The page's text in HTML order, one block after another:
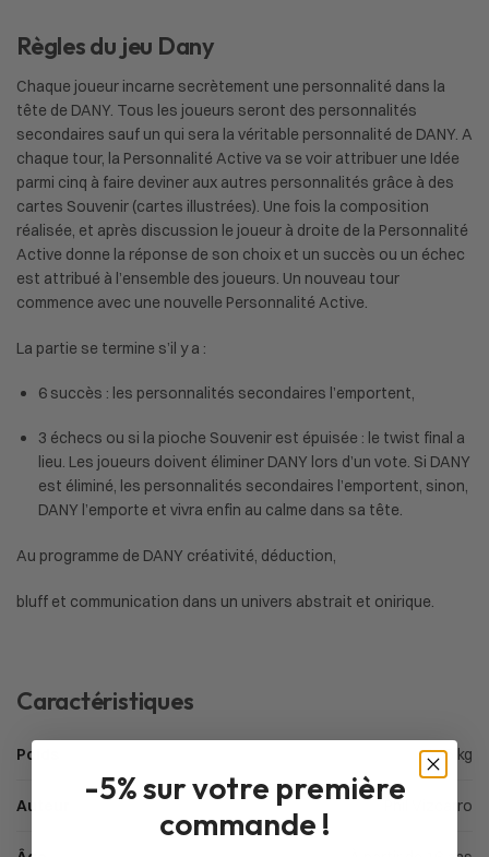
Règles du jeu Dany
Chaque joueur incarne secrètement une personnalité dans la
tête de DANY. Tous les joueurs seront des personnalités
secondaires sauf un qui sera la véritable personnalité de DANY. A
chaque tour, la Personnalité Active va se voir attribuer une Idée
parmi cinq à faire deviner aux autres personnalités grâce à des
cartes Souvenir (cartes illustrées). Une fois la composition
réalisée, et après discussion le joueur à droite de la Personnalité
Active donne la réponse de son choix et un succès ou un échec
est attribué à l’ensemble des joueurs. Un nouveau tour
commence avec une nouvelle Personnalité Active.
La partie se termine s’il y a :
6 succès : les personnalités secondaires l’emportent,
3 échecs ou si la pioche Souvenir est épuisée : le twist final a
lieu. Les joueurs doivent éliminer DANY lors d’un vote. Si DANY
est éliminé, les personnalités secondaires l’emportent, sinon,
DANY l’emporte et vivra enfin au calme dans sa tête.
Au programme de DANY créativité, déduction,
bluff et communication dans un univers abstrait et onirique.
Caractéristiques
Poids 0,35 kg
Auteur Phil Vizcarro
-5% sur votre première
commande !